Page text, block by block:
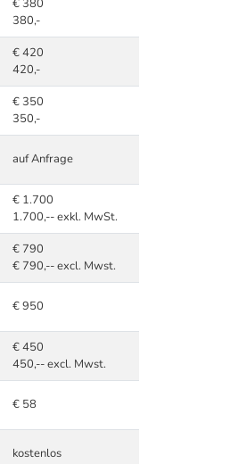
€ 380
380,-
€ 420
420,-
€ 350
350,-
auf Anfrage
€ 1.700
1.700,-- exkl. MwSt.
€ 790
€ 790,-- excl. Mwst.
€ 950
€ 450
450,-- excl. Mwst.
€ 58
kostenlos